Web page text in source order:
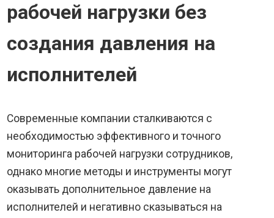
рабочей нагрузки без
создания давления на
исполнителей
Современные компании сталкиваются с
необходимостью эффективного и точного
мониторинга рабочей нагрузки сотрудников,
однако многие методы и инструменты могут
оказывать дополнительное давление на
исполнителей и негативно сказываться на